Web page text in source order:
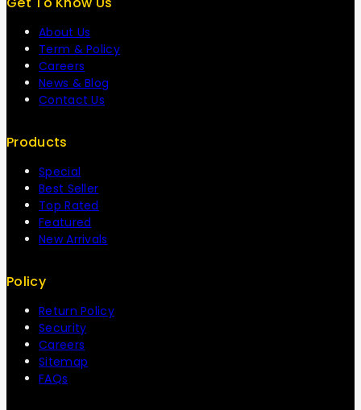
About Us
Term & Policy
Careers
News & Blog
Contact Us
Products
Special
Best Seller
Top Rated
Featured
New Arrivals
Policy
Return Policy
Security
Careers
Sitemap
FAQs